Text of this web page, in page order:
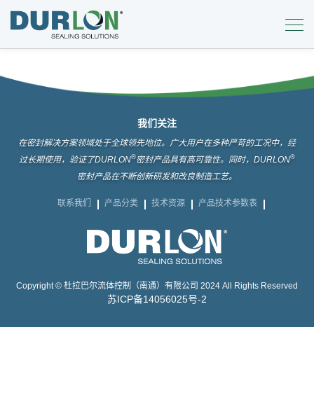
我们关注
在密封解决方案领域处于全球领先地位。广大用户在多种严苛的工况中，经
过长期使用，验证了DURLON®密封产品具有高可靠性。同时，DURLON®
密封产品在不断创新研发和改良制造工艺。
联系我们 产品分类 技术资源 产品技术参数表
Copyright © 杜拉巴尔流体控制（南通）有限公司 2024 All Rights Reserved
苏ICP备14056025号-2